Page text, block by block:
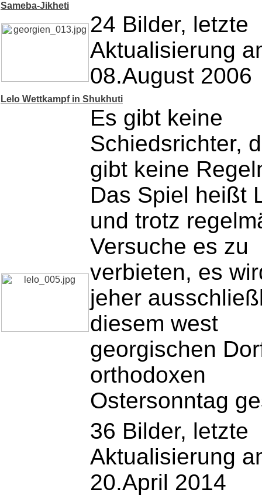
Sameba-Jikheti
24 Bilder, letzte
Aktualisierung
08.August 2006
Lelo Wettkampf in Shukhuti
Es gibt keine
Schiedsrichter,
gibt keine
Das Spiel heißt
und trotz
Versuche es zu
verbieten, es
jeher
diesem west
georgischen
orthodoxen
Ostersonntag
36 Bilder, letzte
Aktualisierung
20.April 2014